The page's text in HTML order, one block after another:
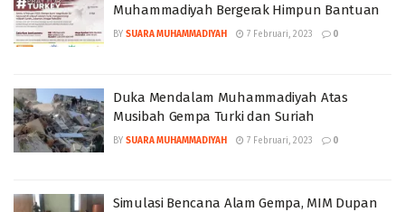
Muhammadiyah Bergerak Himpun Bantuan
BY SUARA MUHAMMADIYAH 7 Februari, 2023 0
Duka Mendalam Muhammadiyah Atas
Musibah Gempa Turki dan Suriah
BY SUARA MUHAMMADIYAH 7 Februari, 2023 0
Simulasi Bencana Alam Gempa, MIM Dupan